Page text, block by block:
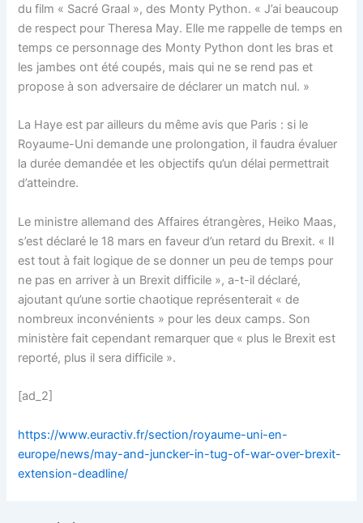
du film « Sacré Graal », des Monty Python. « J’ai beaucoup
de respect pour Theresa May. Elle me rappelle de temps en
temps ce personnage des Monty Python dont les bras et
les jambes ont été coupés, mais qui ne se rend pas et
propose à son adversaire de déclarer un match nul. »
La Haye est par ailleurs du même avis que Paris : si le
Royaume-Uni demande une prolongation, il faudra évaluer
la durée demandée et les objectifs qu’un délai permettrait
d’atteindre.
Le ministre allemand des Affaires étrangères, Heiko Maas,
s’est déclaré le 18 mars en faveur d’un retard du Brexit. « Il
est tout à fait logique de se donner un peu de temps pour
ne pas en arriver à un Brexit difficile », a-t-il déclaré,
ajoutant qu’une sortie chaotique représenterait « de
nombreux inconvénients » pour les deux camps. Son
ministère fait cependant remarquer que « plus le Brexit est
reporté, plus il sera difficile ».
[ad_2]
https://www.euractiv.fr/section/royaume-uni-en-
europe/news/may-and-juncker-in-tug-of-war-over-brexit-
extension-deadline/